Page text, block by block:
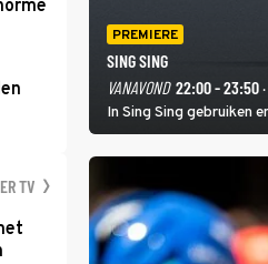
TV
PREMIERE
SING SING
VANAVOND 22:00 - 23:50
In Sing Sing gebruiken